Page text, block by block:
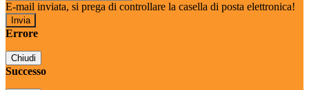
E-mail inviata, si prega di controllare la casella di posta elettronica!
Errore
Chiudi
Successo